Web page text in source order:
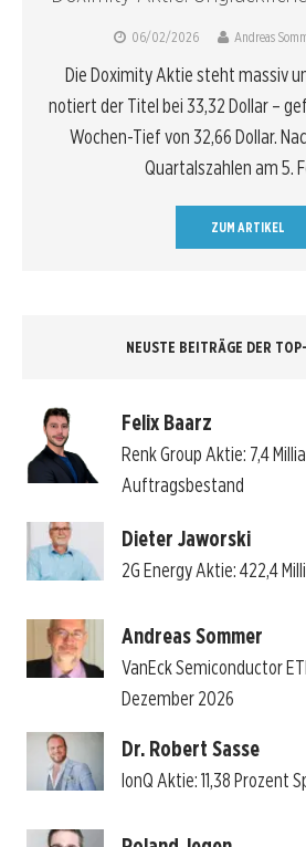
06/02/2026 Andreas
Die Doximity Aktie steht massiv
notiert der Titel bei 33,32 Dollar –
Wochen-Tief von 32,66 Dollar.
Quartalszahlen am 5.
ZUM ARTIKEL
NEUSTE BEITRÄGE DER
Felix Baarz
Renk Group Aktie: 7,4
Auftragsbestand
Dieter Jaworski
2G Energy Aktie: 422,4
Andreas Sommer
VanEck Semiconductor
Dezember 2026
Dr. Robert Sasse
IonQ Aktie: 11,38 Prozent